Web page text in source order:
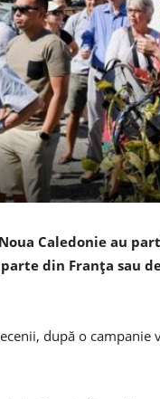
Caledonie au
din Franța sau
după o campanie